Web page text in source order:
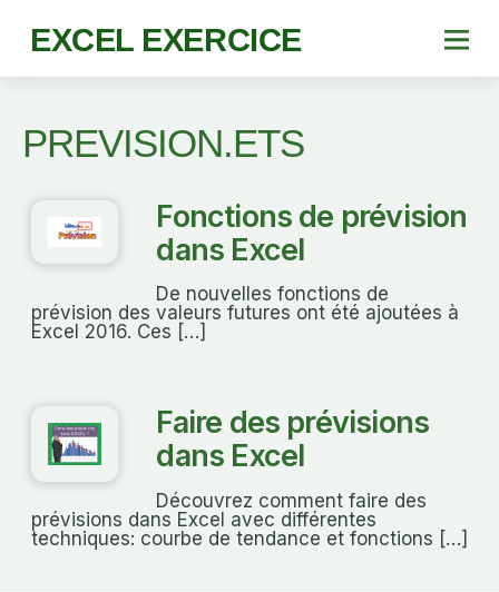
EXCEL EXERCICE
PREVISION.ETS
Fonctions de prévision
dans Excel
De nouvelles fonctions de
prévision des valeurs futures ont été ajoutées à
Excel 2016. Ces […]
Faire des prévisions
dans Excel
Découvrez comment faire des
prévisions dans Excel avec différentes
techniques: courbe de tendance et fonctions […]